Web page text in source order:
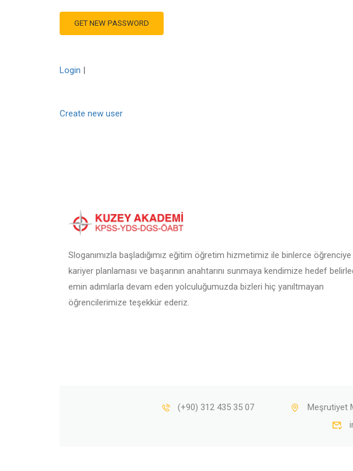
Login |
Create new user
Sloganımızla başladığımız eğitim öğretim hizmetimiz ile binlerce öğrenciye
kariyer planlaması ve başarının anahtarını sunmaya kendimize hedef
emin adımlarla devam eden yolculuğumuzda bizleri hiç yanıltmayan
öğrencilerimize teşekkür ederiz.
(+90) 312 435 35 07
Meşrutiyet